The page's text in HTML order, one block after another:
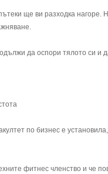
ще ви разходка нагоре.
да оспори тялото си и
по бизнес е
фитнес членство и че